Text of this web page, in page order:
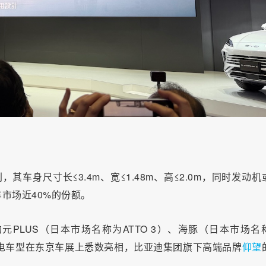
其车身尺寸长≤3.4m、宽≤1.48m、高≤2.0m，同时发动机
场近40%的份额。
PLUS（日本市场名称为ATTO 3）、海豚（日本市场名
型在东京车展上悉数亮相，比亚迪集团旗下高端品牌仰望